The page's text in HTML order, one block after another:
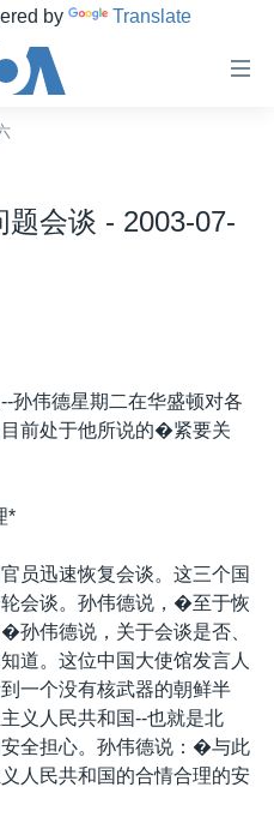
by Translate
会谈 - 2003-07-
孙伟德星期二在华盛顿对各
前处于他所说的�紧要关
*
员迅速恢复会谈。这三个国
会谈。孙伟德说，�至于恢
孙伟德说，关于会谈是否、
道。这位中国大使馆发言人
一个没有核武器的朝鲜半
义人民共和国--也就是北
全担心。孙伟德说：�与此
人民共和国的合情合理的安